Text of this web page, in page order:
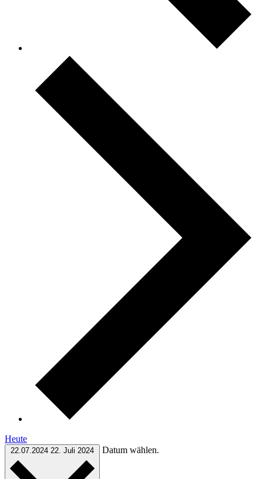
Heute
22.07.2024 22. Juli 2024 Datum wählen.